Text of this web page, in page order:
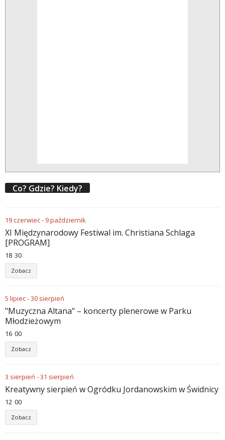
Co? Gdzie? Kiedy?
19czerwiec- 9październik
XI Międzynarodowy Festiwal im. Christiana Schlaga
[PROGRAM]
18 30
Zobacz
5 lipiec-30 sierpień
"Muzyczna Altana" – koncerty plenerowe w Parku
Młodzieżowym
16 00
Zobacz
3 sierpień -31 sierpień
Kreatywny sierpień w Ogródku Jordanowskim w Świdnicy
12 00
Zobacz